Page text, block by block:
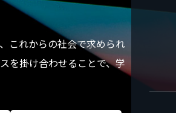
これからの社会で求められ
を掛け合わせることで、学